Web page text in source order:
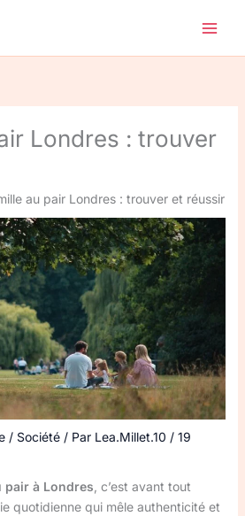
Londres : trouver
au pair Londres : trouver et réussir
/ Société/ Par Lea.Millet.10 / 19
pair à Londres , c’est avant tout
quotidienne qui mêle authenticité et